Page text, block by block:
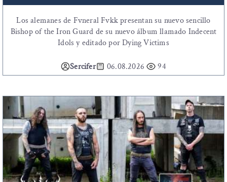
Los alemanes de Fvneral Fvkk presentan su nuevo sencillo
Bishop of the Iron Guard de su nuevo álbum llamado Indecent
Idols y editado por Dying Victims
Sercifer 06.08.2026 94